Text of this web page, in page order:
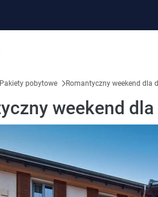
Pakiety pobytowe Romantyczny weekend dla
weekend